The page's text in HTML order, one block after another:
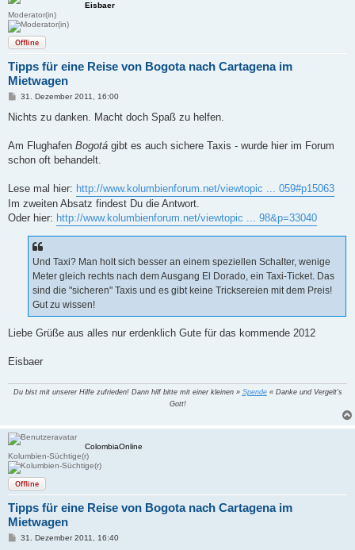
Eisbaer
Moderator(in)
Offline
Tipps für eine Reise von Bogota nach Cartagena im
Mietwagen
B
i
a
31. Dezember 2011, 16:00
Nichts zu danken. Macht doch Spaß zu helfen.
Am Flughafen Bogotá gibt es auch sichere Taxis - wurde hier im Forum
schon oft behandelt.
Lese mal hier: http://www.kolumbienforum.net/viewtopic ... 059#p15063
Im zweiten Absatz findest Du die Antwort.
Oder hier: http://www.kolumbienforum.net/viewtopic ... 98&p=33040
Und Taxi? Man holt sich besser an einem speziellen Schalter, wenige
Meter gleich rechts nach dem Ausgang El Dorado, ein Taxi-Ticket. Das
sind die "sicheren" Taxis und es gibt keine Tricksereien mit dem Preis!
Gut zu wissen!
Liebe Grüße aus alles nur erdenklich Gute für das kommende 2012
Eisbaer
Du bist mit unserer Hilfe zufrieden! Dann hilf bitte mit einer kleinen » Spende« Danke und Vergelt's
Gott!
ColombiaOnline
Kolumbien-Süchtige(r)
Offline
Tipps für eine Reise von Bogota nach Cartagena im
Mietwagen
B31. Dezember 2011, 16:40